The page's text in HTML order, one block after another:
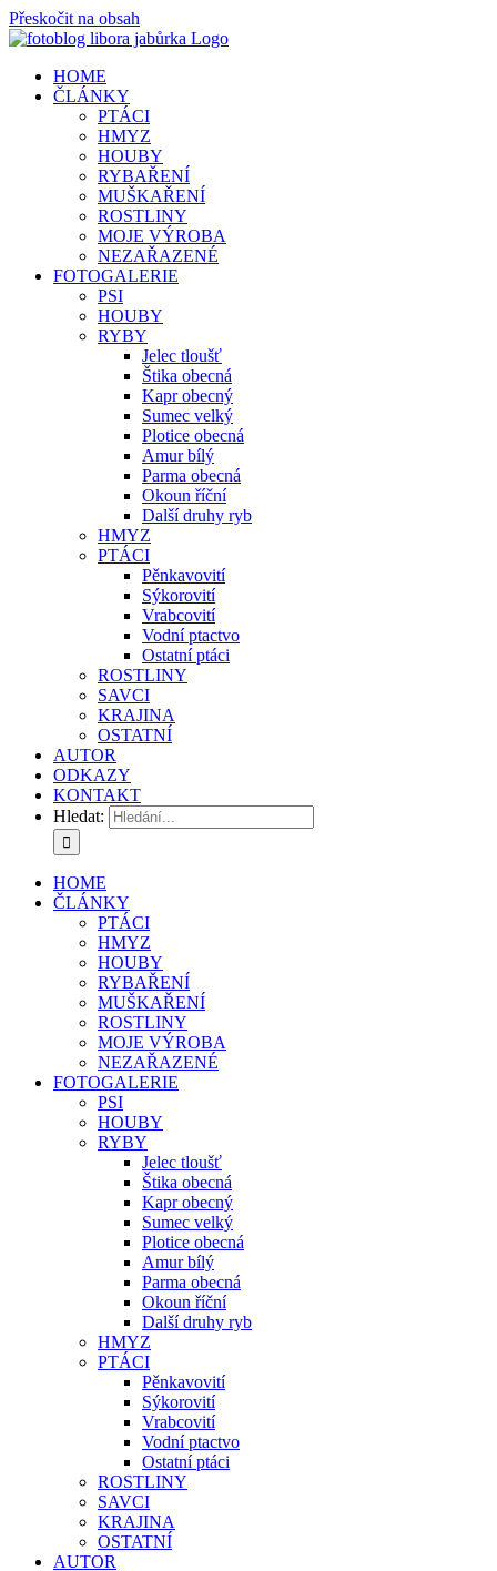
Přeskočit na obsah
HOME
ČLÁNKY
PTÁCI
HMYZ
HOUBY
RYBAŘENÍ
MUŠKAŘENÍ
ROSTLINY
MOJE VÝROBA
NEZAŘAZENÉ
FOTOGALERIE
PSI
HOUBY
RYBY
Jelec tloušť
Štika obecná
Kapr obecný
Sumec velký
Plotice obecná
Amur bílý
Parma obecná
Okoun říční
Další druhy ryb
HMYZ
PTÁCI
Pěnkavovití
Sýkorovití
Vrabcovití
Vodní ptactvo
Ostatní ptáci
ROSTLINY
SAVCI
KRAJINA
OSTATNÍ
AUTOR
ODKAZY
KONTAKT
Hledat:
HOME
ČLÁNKY
PTÁCI
HMYZ
HOUBY
RYBAŘENÍ
MUŠKAŘENÍ
ROSTLINY
MOJE VÝROBA
NEZAŘAZENÉ
FOTOGALERIE
PSI
HOUBY
RYBY
Jelec tloušť
Štika obecná
Kapr obecný
Sumec velký
Plotice obecná
Amur bílý
Parma obecná
Okoun říční
Další druhy ryb
HMYZ
PTÁCI
Pěnkavovití
Sýkorovití
Vrabcovití
Vodní ptactvo
Ostatní ptáci
ROSTLINY
SAVCI
KRAJINA
OSTATNÍ
AUTOR